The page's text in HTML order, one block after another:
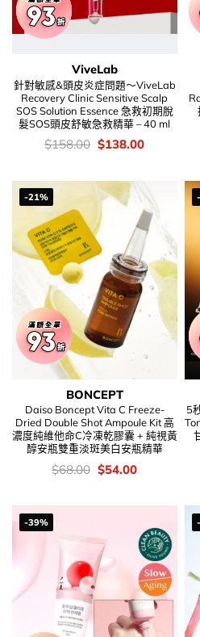
ViveLab
針對敏感&頭皮炎症問題～ViveLab
Recovery Clinic Sensitive Scalp
SOS Solution Essence 急救初期脫
髮SOS頭皮舒敏急救精華 – 40 ml
價
錢：
$158.00 Original
price
$158.00.
$138.00Current
$138.00.
-21%
BONCEPT
Daiso Boncept Vita C Freeze-
Dried Double Shot Ampoule Kit 高
濃度純維他命C冷凍乾膠囊 + 純視黃
醇安瓶雙重淡斑美白安瓶精華
價
錢：
$68.00 Original
price
$68.00.
$54.00Current
$54.00.
5
-39%